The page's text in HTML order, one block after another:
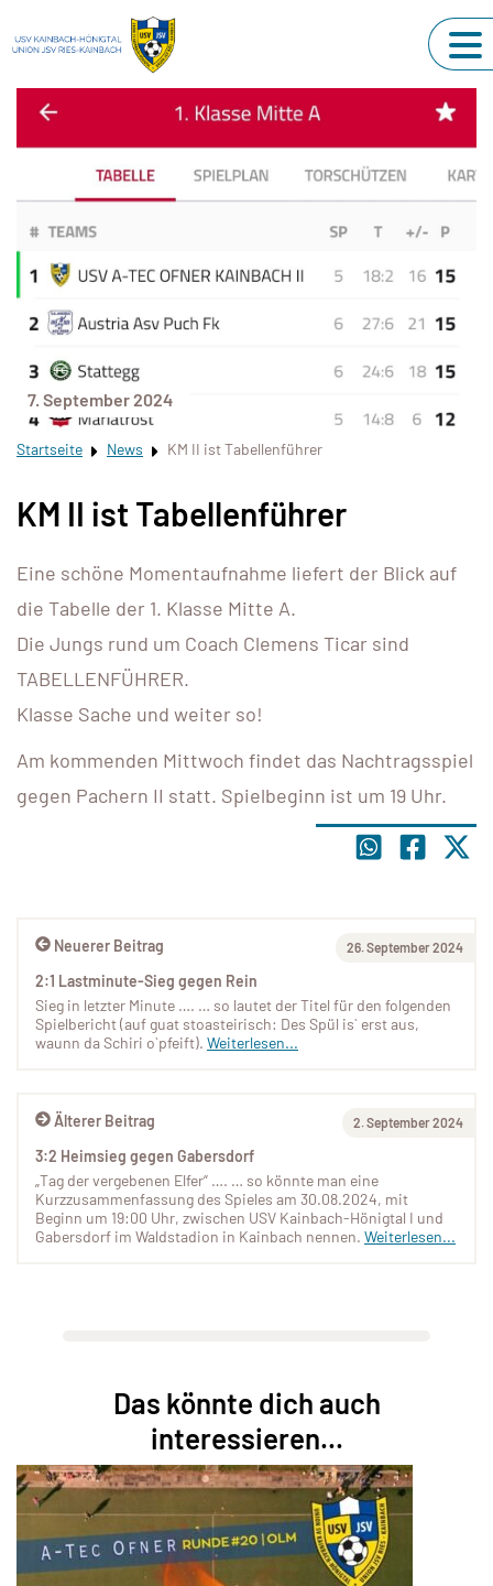
7. September 2024
Startseite News KM II ist Tabellenführer
KM II ist Tabellenführer
Eine schöne Momentaufnahme liefert der Blick auf
die Tabelle der 1. Klasse Mitte A.
Die Jungs rund um Coach Clemens Ticar sind
TABELLENFÜHRER.
Klasse Sache und weiter so!
Am kommenden Mittwoch findet das Nachtragsspiel
gegen Pachern II statt. Spielbeginn ist um 19 Uhr.
Älterer Beitrag 2. September 2024
3:2 Heimsieg gegen Gabersdorf
„Tag der vergebenen Elfer“ …. … so könnte man eine
Kurzzusammenfassung des Spieles am 30.08.2024, mit
Beginn um 19:00 Uhr, zwischen USV Kainbach-Hönigtal I und
Gabersdorf im Waldstadion in Kainbach nennen. Weiterlesen...
Neuerer Beitrag 26. September 2024
2:1 Lastminute-Sieg gegen Rein
Sieg in letzter Minute …. … so lautet der Titel für den folgenden
Spielbericht (auf guat stoasteirisch: Des Spül is` erst aus,
waunn da Schiri o`pfeift). Weiterlesen...
Das könnte dich auch
interessieren...